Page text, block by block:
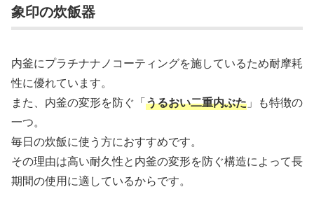
象印の炊飯器
内釜にプラチナナノコーティングを施しているため耐摩耗
性に優れています。
また、内釜の変形を防ぐ「うるおい二重内ぶた 」も特徴の
一つ。
毎日の炊飯に使う方におすすめです。
その理由は高い耐久性と内釜の変形を防ぐ構造によって長
期間の使用に適しているからです。